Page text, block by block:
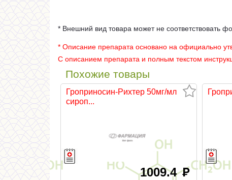
* Внешний вид товара может не соответствовать
* Описание препарата основано на официально
С описанием препарата и полным текстом
Похожие товары
Гроприносин-Рихтер 50мг/мл
сироп...
1009.4руб